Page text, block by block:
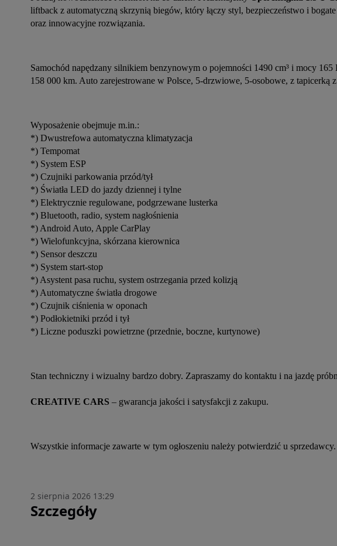
liftback z automatyczną skrzynią biegów, który łączy styl, bezpieczeństwo i
oraz innowacyjne rozwiązania.
Samochód napędzany silnikiem benzynowym o pojemności 1490 cm³ i mocy
158 000 km. Auto zarejestrowane w Polsce, 5-drzwiowe, 5-osobowe, z tapicerką
Wyposażenie obejmuje m.in.:
*) Dwustrefowa automatyczna klimatyzacja
*) Tempomat
*) System ESP
*) Czujniki parkowania przód/tył
*) Światła LED do jazdy dziennej i tylne
*) Elektrycznie regulowane, podgrzewane lusterka
*) Bluetooth, radio, system nagłośnienia
*) Android Auto, Apple CarPlay
*) Wielofunkcyjna, skórzana kierownica
*) Sensor deszczu
*) System start-stop
*) Asystent pasa ruchu, system ostrzegania przed kolizją
*) Automatyczne światła drogowe
*) Czujnik ciśnienia w oponach
*) Podłokietniki przód i tył
*) Liczne poduszki powietrzne (przednie, boczne, kurtynowe)
Stan techniczny i wizualny bardzo dobry. Zapraszamy do kontaktu i na jazdę
CREATIVE CARS – gwarancja jakości i satysfakcji z zakupu.
Wszystkie informacje zawarte w tym ogłoszeniu należy potwierdzić u sprzedawcy.
2 sierpnia 2026 13:29
Szczegóły